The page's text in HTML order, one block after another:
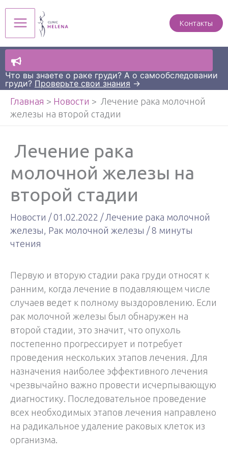
Перейти
содержимому
Main
Menu
Контакты
Что вы знаете о раке груди? А о самообследовании
груди? Проверьте свои знания →
Главная > Новости > Лечение рака молочной
железы на второй стадии
Лечение рака
молочной железы на
второй стадии
Новости /01.02.2022 / Лечение рака молочной
железы Рак молочной железы /8 минуты
чтения
Первую и вторую стадии рака груди относят к
ранним, когда лечение в подавляющем числе
случаев ведет к полному выздоровлению. Если
рак молочной железы был обнаружен на
второй стадии, это значит, что опухоль
постепенно прогрессирует и потребует
проведения нескольких этапов лечения. Для
назначения наиболее эффективного лечения
чрезвычайно важно провести исчерпывающую
диагностику. Последовательное проведение
всех необходимых этапов лечения направлено
на радикальное удаление раковых клеток из
организма.